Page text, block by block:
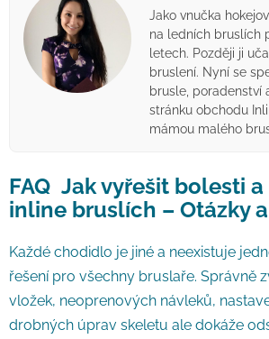
Jako vnučka
na ledních bruslích
letech. Později ji
bruslení. Nyní se
brusle, poradenství
stránku obchodu
mámou malého
FAQ Jak vyřešit bolesti
inline bruslích – Otázky
Každé chodidlo je jiné a neexistuje
řešení pro všechny bruslaře. Správně
vložek, neoprenových návleků,
drobných úprav skeletu ale dokáže